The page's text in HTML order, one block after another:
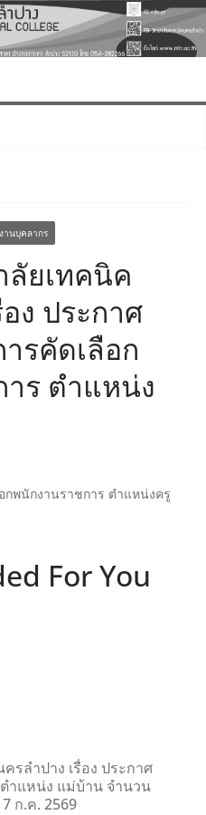
งานบุคลากร
ลัยเทคนิค
ง ประกาศ
รคัดเลือก
ร ตำแหน่ง
กพนักงานราชการ ตำแหน่งครู
For You
รลำปาง เรื่อง ประกาศ
ำแหน่ง แม่บ้าน จำนวน
ก.ค. 2569